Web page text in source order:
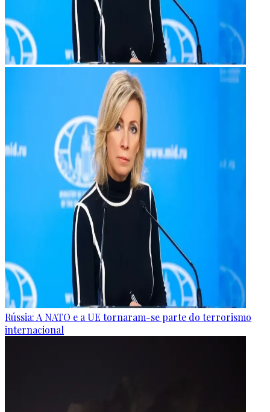
Rússia: A NATO e a UE tornaram-se parte do terrorismo
internacional